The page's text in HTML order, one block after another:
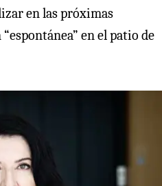
en las próximas
en el patio de